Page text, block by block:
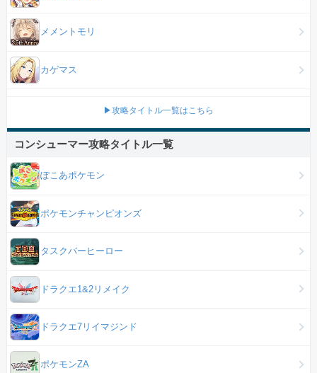
メメントモリ
カゲマス
▶攻略タイトル一覧はこちら
コンシューマー攻略タイトル一覧
ぽこあポケモン
ポケモンチャンピオンズ
タスクバーヒーロー
ドラクエ1&2リメイク
ドラクエ7リイマジンド
ポケモンZA